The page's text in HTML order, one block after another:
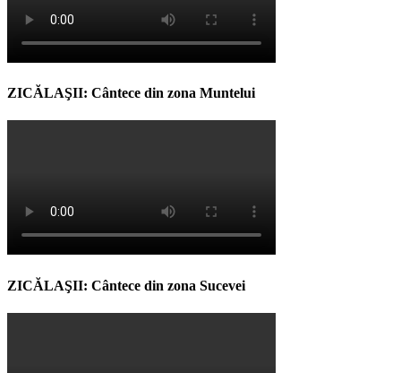
ZICĂLAŞII: Cântece din zona Muntelui
ZICĂLAŞII: Cântece din zona Sucevei